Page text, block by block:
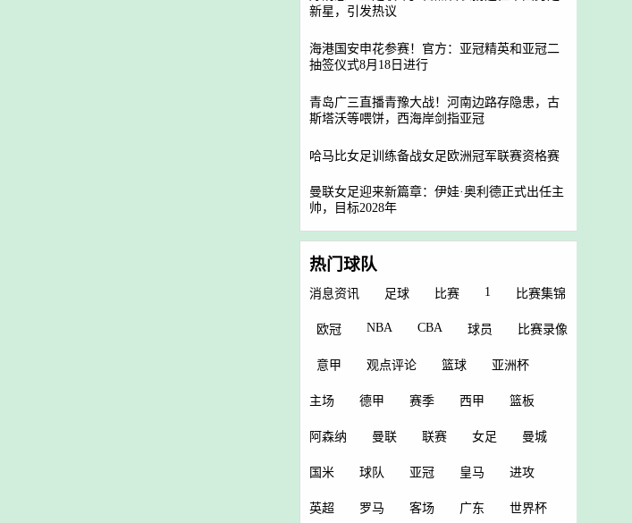
新星，引发热议
海港国安申花参赛！官方：亚冠精英和亚冠二
抽签仪式8月18日进行
青岛广三直播青豫大战！河南边路存隐患，古
斯塔沃等喂饼，西海岸剑指亚冠
哈马比女足训练备战女足欧洲冠军联赛资格赛
曼联女足迎来新篇章：伊娃·奥利德正式出任主
帅，目标2028年
热门球队
消息资讯 足球 比赛 1 比赛集锦
欧冠 NBA CBA 球员 比赛录像
意甲 观点评论 篮球 亚洲杯
主场 德甲 赛季 西甲 篮板
阿森纳 曼联 联赛 女足 曼城
国米 球队 亚冠 皇马 进攻
英超 罗马 客场 广东 世界杯